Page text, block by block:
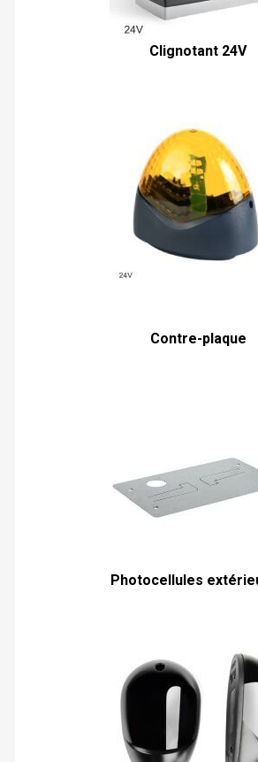
Clignotant 24V
Contre-plaque
Photocellules